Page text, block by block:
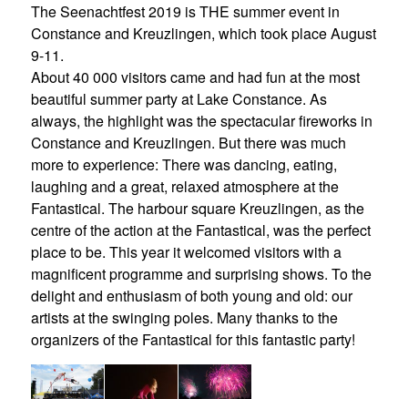
The Seenachtfest 2019 is THE summer event in
Constance and Kreuzlingen, which took place August
9-11.
About 40 000 visitors came and had fun at the most
beautiful summer party at Lake Constance. As
always, the highlight was the spectacular fireworks in
Constance and Kreuzlingen. But there was much
more to experience: There was dancing, eating,
laughing and a great, relaxed atmosphere at the
Fantastical. The harbour square Kreuzlingen, as the
centre of the action at the Fantastical, was the perfect
place to be. This year it welcomed visitors with a
magnificent programme and surprising shows. To the
delight and enthusiasm of both young and old: our
artists at the swinging poles. Many thanks to the
organizers of the Fantastical for this fantastic party!